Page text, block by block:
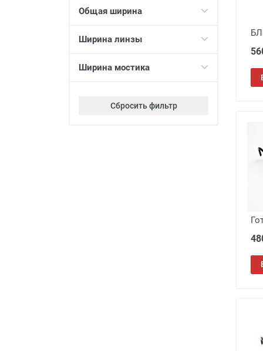
Oscar 2
Ralph
Sunshine
Общая ширина
Ширина линзы
Ширина мостика
Сбросить фильтр